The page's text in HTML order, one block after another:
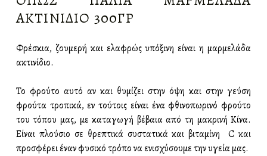
ΑΚΤΙΝΊΔΙΟ 300ΓΡ
Φρέσκια, ζουμερή και ελαφρώς υπόξινη είναι η μαρμελάδα
ακτινίδιο.
Το φρούτο αυτό αν και θυμίζει στην όψη και στην γεύση
φρούτα τροπικά, εν τούτοις είναι ένα φθινοπωρινό φρούτο
του τόπου μας, με καταγωγή βέβαια από τη μακρινή Κίνα.
Είναι πλούσιο σε θρεπτικά συστατικά και βιταμίνη C και
προσφέρει έναν φυσικό τρόπο να ενισχύσουμε την υγεία μας.